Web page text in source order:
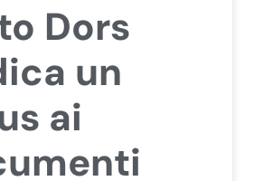
Dors
un
ai